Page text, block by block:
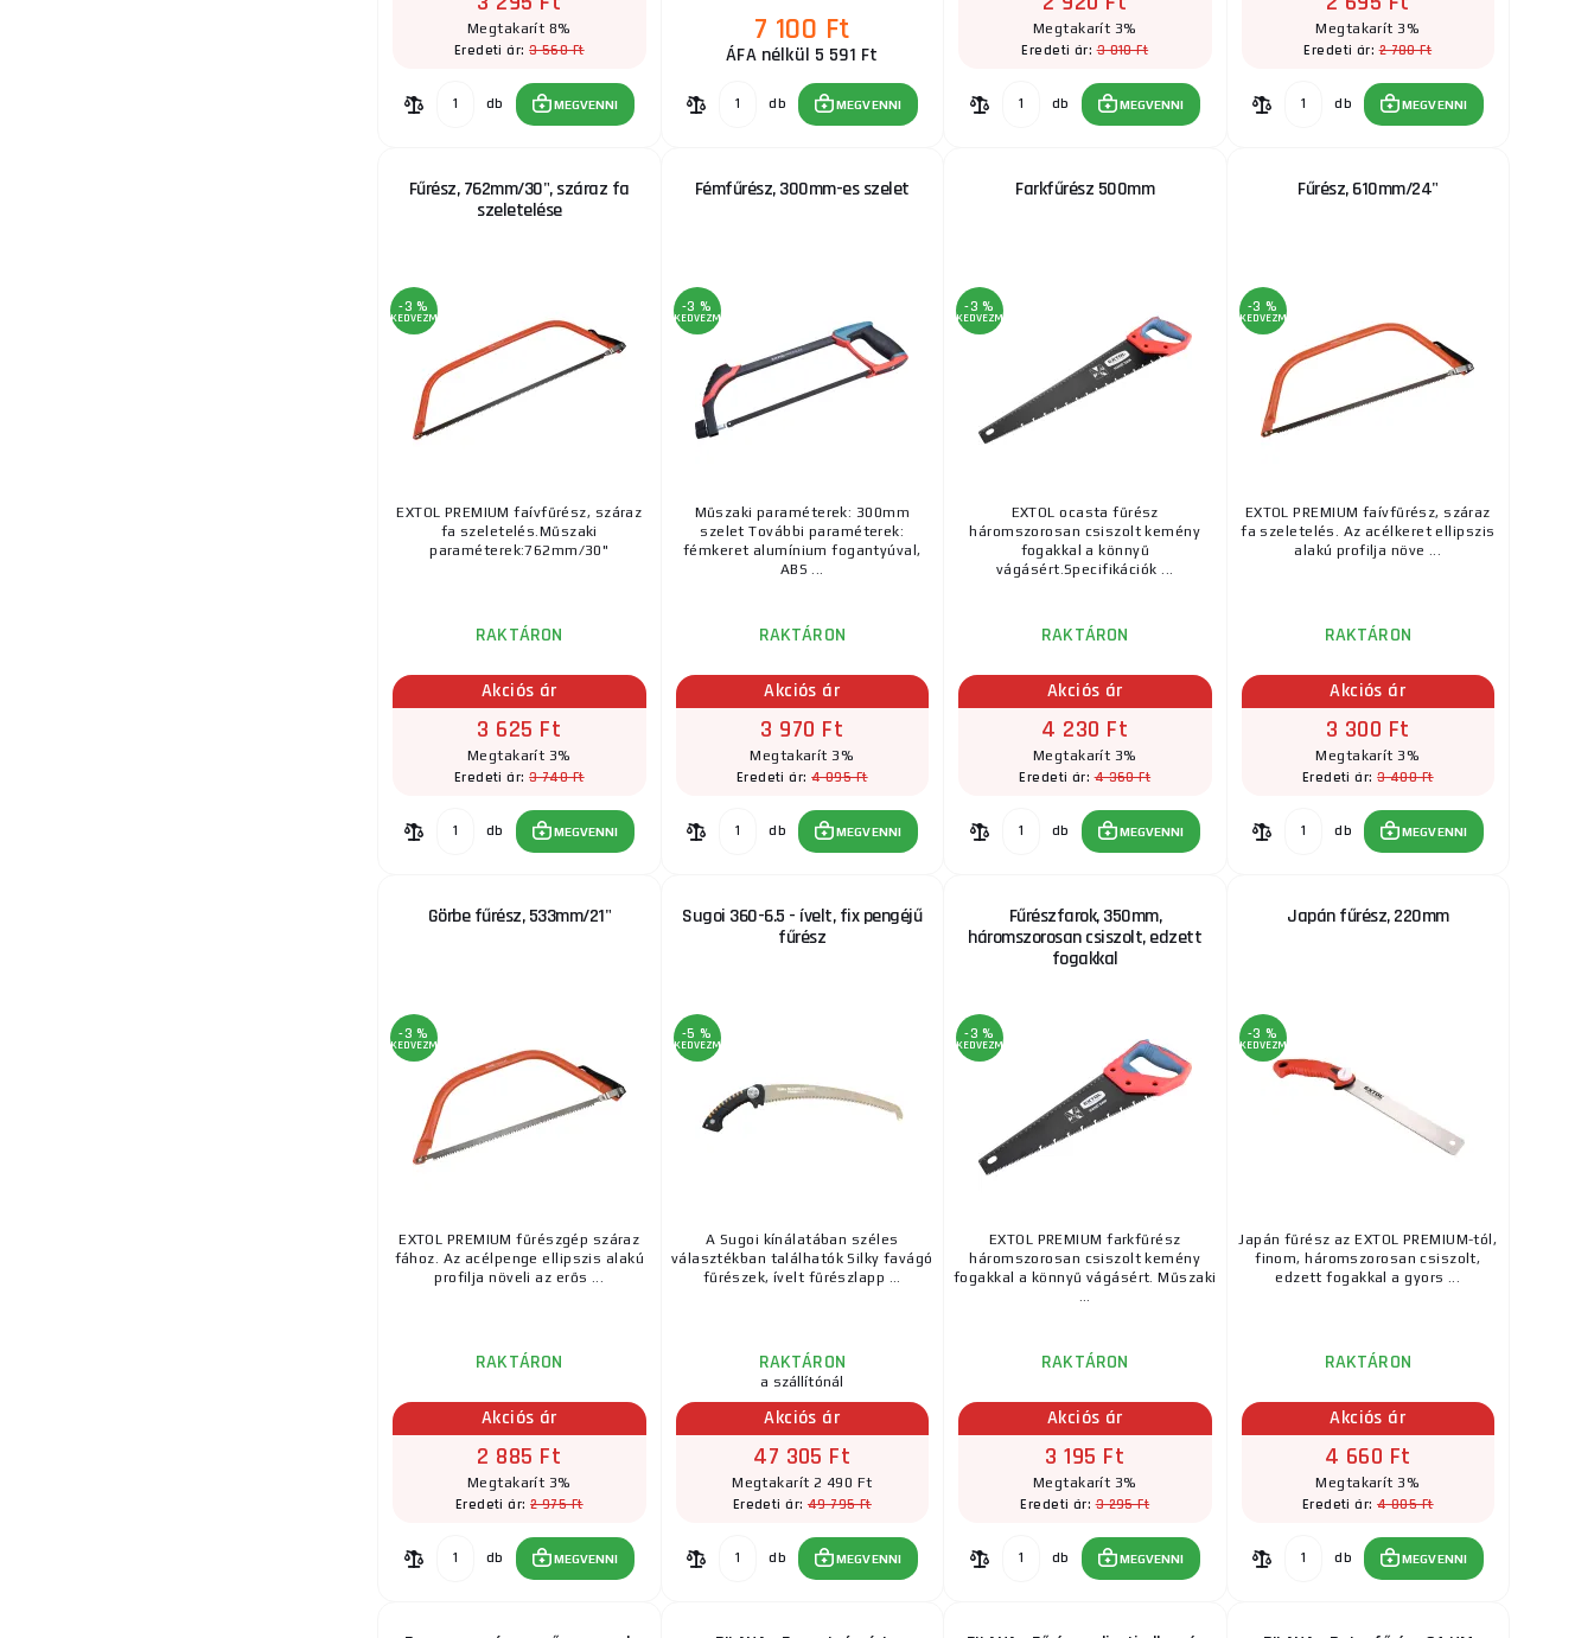
Megtakarít 8%
Eredeti ár:3 560 Ft
db MEGVENNI
7 100 Ft
ÁFA nélkül 5 591 Ft
db MEGVENNI
Megtakarít 3%
Eredeti ár:3 010 Ft
db MEGVENNI
Megtakarít 3%
Eredeti ár:2 780 Ft
db MEGVENNI
Fűrész, 762mm/30", száraz fa
szeletelése
-3 %
KEDVEZMÉNY
EXTOL PREMIUM faívfűrész, száraz
fa szeletelés.Műszaki
paraméterek:762mm/30"
RAKTÁRON
Akciós ár
3 625 Ft
Megtakarít 3%
Eredeti ár:3 740 Ft
db MEGVENNI
Fémfűrész, 300mm-es szelet
-3 %
KEDVEZMÉNY
Műszaki paraméterek: 300mm
szelet További paraméterek:
fémkeret alumínium fogantyúval,
ABS ...
RAKTÁRON
Akciós ár
3 970 Ft
Megtakarít 3%
Eredeti ár:4 095 Ft
db MEGVENNI
Farkfűrész 500mm
-3 %
KEDVEZMÉNY
EXTOL ocasta fűrész
háromszorosan csiszolt kemény
fogakkal a könnyű
vágásért.Specifikációk ...
RAKTÁRON
Akciós ár
4 230 Ft
Megtakarít 3%
Eredeti ár:4 360 Ft
db MEGVENNI
Fűrész, 610mm/24"
-3 %
KEDVEZMÉNY
EXTOL PREMIUM faívfűrész, száraz
fa szeletelés. Az acélkeret ellipszis
alakú profilja növe ...
RAKTÁRON
Akciós ár
3 300 Ft
Megtakarít 3%
Eredeti ár:3 400 Ft
db MEGVENNI
Görbe fűrész, 533mm/21"
-3 %
KEDVEZMÉNY
EXTOL PREMIUM fűrészgép száraz
fához. Az acélpenge ellipszis alakú
profilja növeli az erős ...
RAKTÁRON
Akciós ár
2 885 Ft
Megtakarít 3%
Eredeti ár:2 975 Ft
db MEGVENNI
Sugoi 360-6.5 - ívelt, fix pengéjű
fűrész
-5 %
KEDVEZMÉNY
A Sugoi kínálatában széles
választékban találhatók Silky favágó
fűrészek, ívelt fűrészlapp ...
RAKTÁRON
a szállítónál
Akciós ár
47 305 Ft
Megtakarít 2 490 Ft
Eredeti ár: 49 795 Ft
db MEGVENNI
Fűrészfarok, 350mm,
háromszorosan csiszolt, edzett
fogakkal
-3 %
KEDVEZMÉNY
EXTOL PREMIUM farkfűrész
háromszorosan csiszolt kemény
fogakkal a könnyű vágásért. Műszaki
...
RAKTÁRON
Akciós ár
3 195 Ft
Megtakarít 3%
Eredeti ár:3 295 Ft
db MEGVENNI
Japán fűrész, 220mm
-3 %
KEDVEZMÉNY
Japán fűrész az EXTOL PREMIUM-tól,
finom, háromszorosan csiszolt,
edzett fogakkal a gyors ...
RAKTÁRON
Akciós ár
4 660 Ft
Megtakarít 3%
Eredeti ár:4 805 Ft
db MEGVENNI